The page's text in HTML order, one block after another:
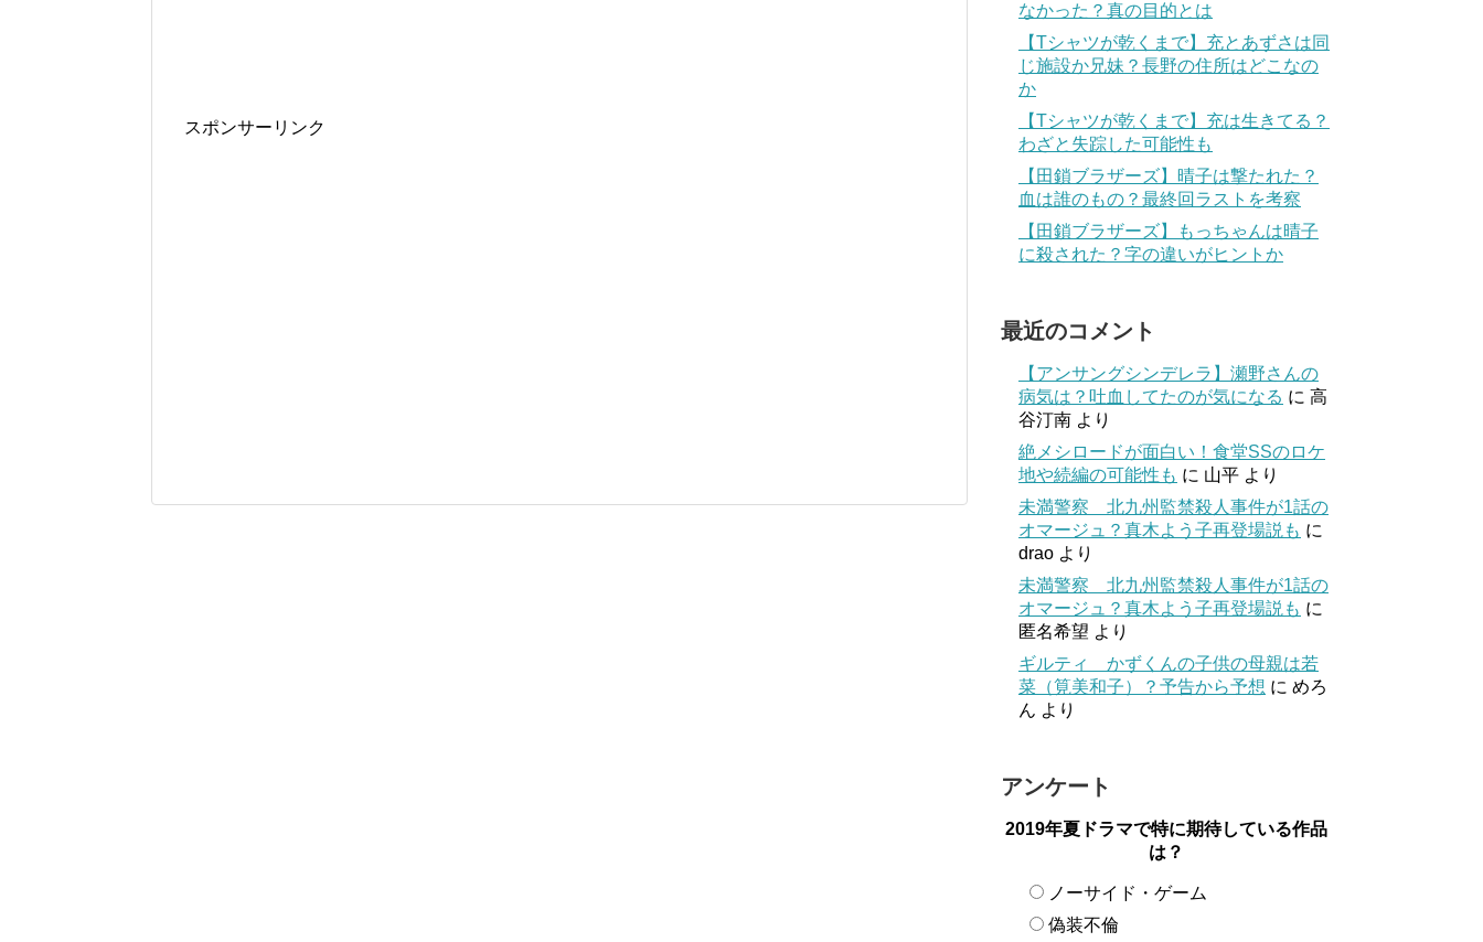
スポンサーリンク
なかった？真の目的とは
【Tシャツが乾くまで】充とあずさは同
じ施設か兄妹？長野の住所はどこなの
か
【Tシャツが乾くまで】充は生きてる？
わざと失踪した可能性も
【田鎖ブラザーズ】晴子は撃たれた？
血は誰のもの？最終回ラストを考察
【田鎖ブラザーズ】もっちゃんは晴子
に殺された？字の違いがヒントか
最近のコメント
【アンサングシンデレラ】瀬野さんの
病気は？吐血してたのが気になる に 高
谷汀南 より
絶メシロードが面白い！食堂SSのロケ
地や続編の可能性も に 山平 より
未満警察 北九州監禁殺人事件が1話の
オマージュ？真木よう子再登場説も に
drao より
未満警察 北九州監禁殺人事件が1話の
オマージュ？真木よう子再登場説も に
匿名希望 より
ギルティ かずくんの子供の母親は若
菜（筧美和子）？予告から予想 に めろ
ん より
アンケート
2019年夏ドラマで特に期待している作品
は？
ノーサイド・ゲーム
偽装不倫